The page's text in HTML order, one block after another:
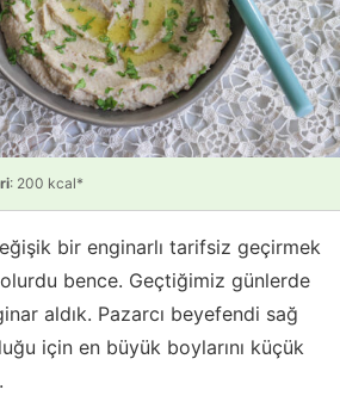
: 200 kcal*
bir enginarlı tarifsiz geçirmek
olurdu bence. Geçtiğimiz günlerde
aldık. Pazarcı beyefendi sağ
için en büyük boylarını küçük